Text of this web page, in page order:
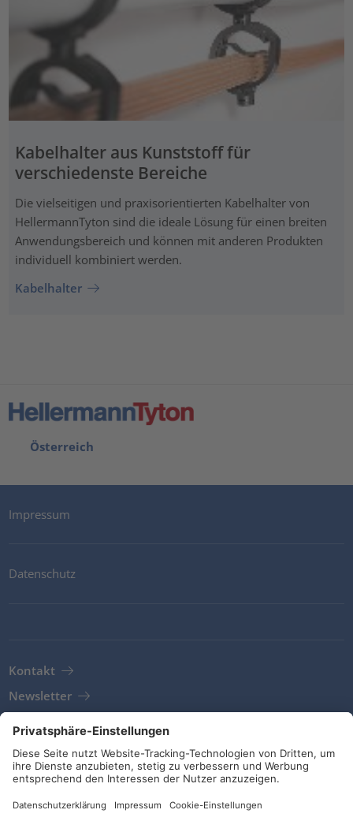
Kabelhalter aus Kunststoff für
verschiedenste Bereiche
Die vielseitigen und praxisorientierten Kabelhalter von
HellermannTyton sind die ideale Lösung für einen breiten
Anwendungsbereich und können mit anderen Produkten
individuell kombiniert werden.
Kabelhalter
Österreich
Impressum
Datenschutz
Kontakt
Newsletter
AGB
Richtlinien und Bekenntnisse
Soziale Medien